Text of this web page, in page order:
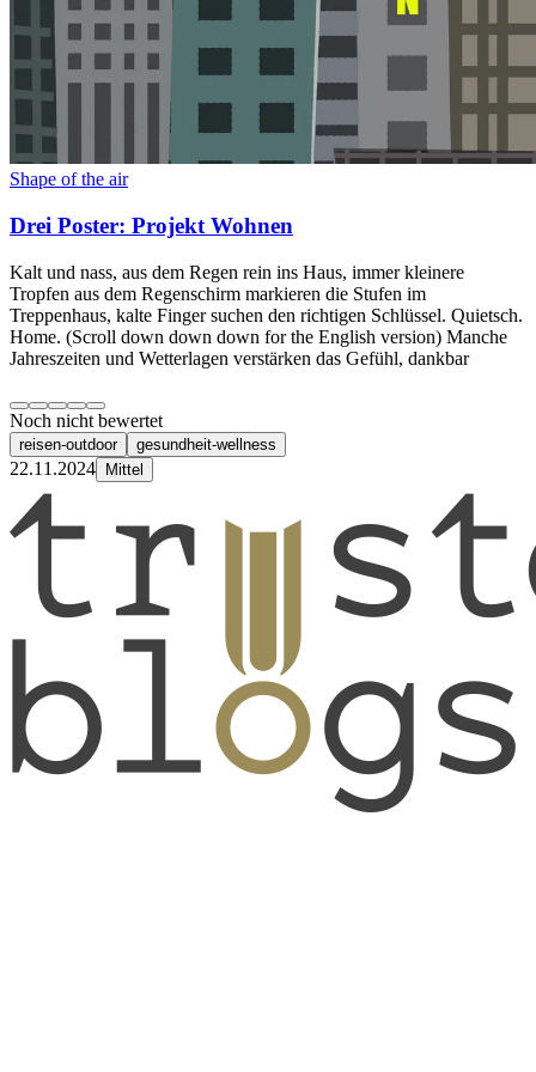
Shape of the air
Drei Poster: Projekt Wohnen
Kalt und nass, aus dem Regen rein ins Haus, immer kleinere
Tropfen aus dem Regenschirm markieren die Stufen im
Treppenhaus, kalte Finger suchen den richtigen Schlüssel. Quietsch.
Home. (Scroll down down down for the English version) Manche
Jahreszeiten und Wetterlagen verstärken das Gefühl, dankbar
Noch nicht bewertet
reisen-outdoor gesundheit-wellness
22.11.2024 Mittel